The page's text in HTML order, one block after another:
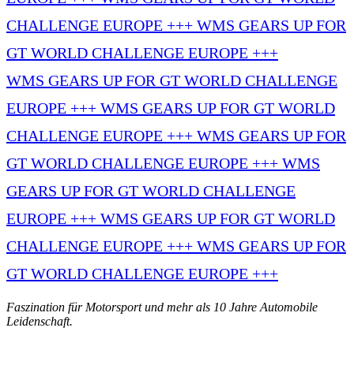
CHALLENGE EUROPE +++ WMS GEARS UP FOR
GT WORLD CHALLENGE EUROPE +++
WMS GEARS UP FOR GT WORLD CHALLENGE
EUROPE +++ WMS GEARS UP FOR GT WORLD
CHALLENGE EUROPE +++ WMS GEARS UP FOR
GT WORLD CHALLENGE EUROPE +++ WMS
GEARS UP FOR GT WORLD CHALLENGE
EUROPE +++ WMS GEARS UP FOR GT WORLD
CHALLENGE EUROPE +++ WMS GEARS UP FOR
GT WORLD CHALLENGE EUROPE +++
Faszination für Motorsport und mehr als 10 Jahre Automobile
Leidenschaft.